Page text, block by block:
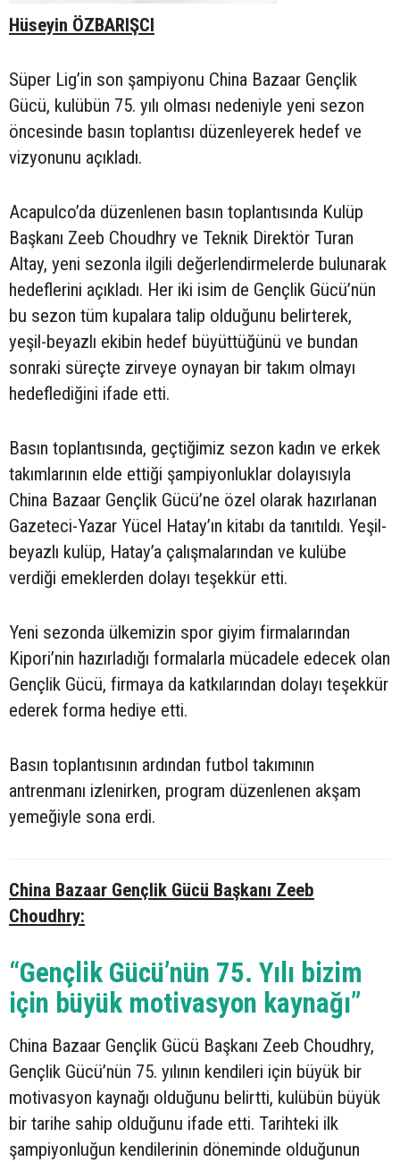
Hüseyin ÖZBARIŞCI
Süper Lig’in son şampiyonu China Bazaar Gençlik
Gücü, kulübün 75. yılı olması nedeniyle yeni sezon
öncesinde basın toplantısı düzenleyerek hedef ve
vizyonunu açıkladı.
Acapulco’da düzenlenen basın toplantısında Kulüp
Başkanı Zeeb Choudhry ve Teknik Direktör Turan
Altay, yeni sezonla ilgili değerlendirmelerde bulunarak
hedeflerini açıkladı. Her iki isim de Gençlik Gücü’nün
bu sezon tüm kupalara talip olduğunu belirterek,
yeşil-beyazlı ekibin hedef büyüttüğünü ve bundan
sonraki süreçte zirveye oynayan bir takım olmayı
hedeflediğini ifade etti.
Basın toplantısında, geçtiğimiz sezon kadın ve erkek
takımlarının elde ettiği şampiyonluklar dolayısıyla
China Bazaar Gençlik Gücü’ne özel olarak hazırlanan
Gazeteci-Yazar Yücel Hatay’ın kitabı da tanıtıldı. Yeşil-
beyazlı kulüp, Hatay’a çalışmalarından ve kulübe
verdiği emeklerden dolayı teşekkür etti.
Yeni sezonda ülkemizin spor giyim firmalarından
Kipori’nin hazırladığı formalarla mücadele edecek olan
Gençlik Gücü, firmaya da katkılarından dolayı teşekkür
ederek forma hediye etti.
Basın toplantısının ardından futbol takımının
antrenmanı izlenirken, program düzenlenen akşam
yemeğiyle sona erdi.
China Bazaar Gençlik Gücü Başkanı Zeeb
Choudhry:
“Gençlik Gücü’nün 75. Yılı bizim
için büyük motivasyon kaynağı”
China Bazaar Gençlik Gücü Başkanı Zeeb Choudhry,
Gençlik Gücü’nün 75. yılının kendileri için büyük bir
motivasyon kaynağı olduğunu belirtti, kulübün büyük
bir tarihe sahip olduğunu ifade etti. Tarihteki ilk
şampiyonluğun kendilerinin döneminde olduğunun